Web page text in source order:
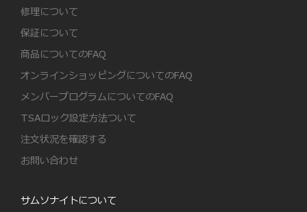
修理について
保証について
商品についてのFAQ
オンラインショッピングについてのFAQ
メンバープログラムについてのFAQ
TSAロック設定方法ついて
注文状況を確認する
お問い合わせ
サムソナイトについて